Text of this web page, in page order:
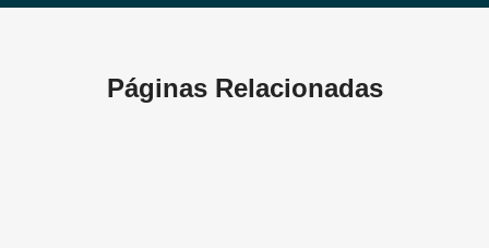
Páginas Relacionadas